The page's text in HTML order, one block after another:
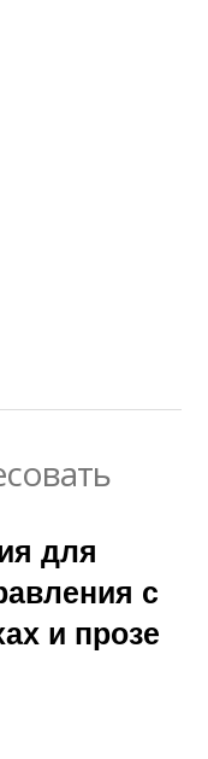
для
с
и прозе